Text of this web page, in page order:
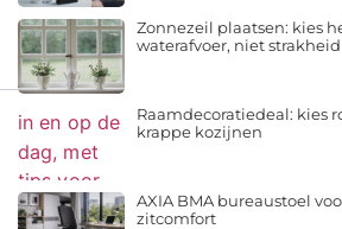
Zonnezeil plaatsen: kies
waterafvoer, niet strakheid
Raamdecoratiedeal: kies
krappe kozijnen
AXIA BMA bureaustoel
zitcomfort